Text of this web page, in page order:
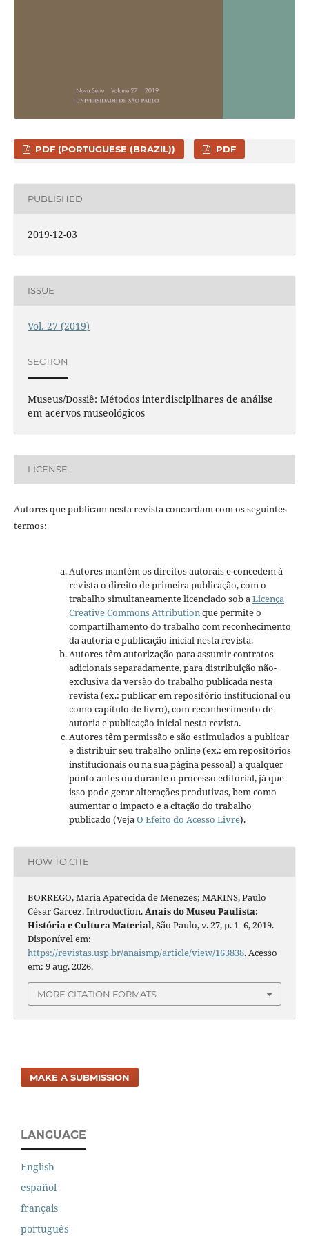
PDF (PORTUGUESE (BRAZIL)) PDF
PUBLISHED
2019-12-03
ISSUE
Vol. 27 (2019)
SECTION
Museus/Dossiê: Métodos interdisciplinares de análise
em acervos museológicos
LICENSE
Autores que publicam nesta revista concordam com os seguintes
termos:
Autores mantém os direitos autorais e concedem à
revista o direito de primeira publicação, com o
trabalho simultaneamente licenciado sob aLicença
Creative Commons Attributionque permite o
compartilhamento do trabalho com reconhecimento
da autoria e publicação inicial nesta revista.
Autores têm autorização para assumir contratos
adicionais separadamente, para distribuição não-
exclusiva da versão do trabalho publicada nesta
revista (ex.: publicar em repositório institucional ou
como capítulo de livro), com reconhecimento de
autoria e publicação inicial nesta revista.
Autores têm permissão e são estimulados a publicar
e distribuir seu trabalho online (ex.: em repositórios
institucionais ou na sua página pessoal) a qualquer
ponto antes ou durante o processo editorial, já que
isso pode gerar alterações produtivas, bem como
aumentar o impacto e a citação do trabalho
publicado (VejaO Efeito do Acesso Livre).
HOW TO CITE
BORREGO, Maria Aparecida de Menezes; MARINS, Paulo
César Garcez. Introduction.Anais do Museu Paulista:
História e Cultura Material, São Paulo, v. 27, p. 1–6, 2019.
Disponível em:
https://revistas.usp.br/anaismp/article/view/163838. Acesso
em: 9 aug. 2026.
MORE CITATION FORMATS
MAKE A SUBMISSION
LANGUAGE
English
español
français
português